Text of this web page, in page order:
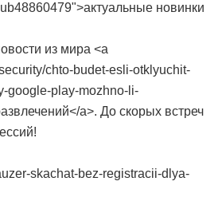
новинки
из мира <a
chto-budet-esli-otklyuchit-
google-play-mozhno-li-
a>. До скорых встреч
skachat-bez-registracii-dlya-